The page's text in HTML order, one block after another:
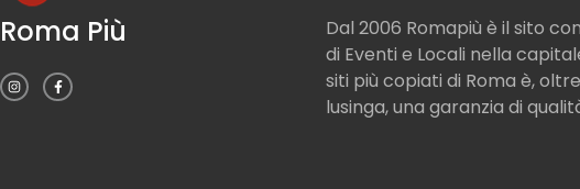
Roma Più
Dal 2006 Romapiù è il sito
di Eventi e Locali nella
siti più copiati di Roma è,
lusinga, una garanzia di